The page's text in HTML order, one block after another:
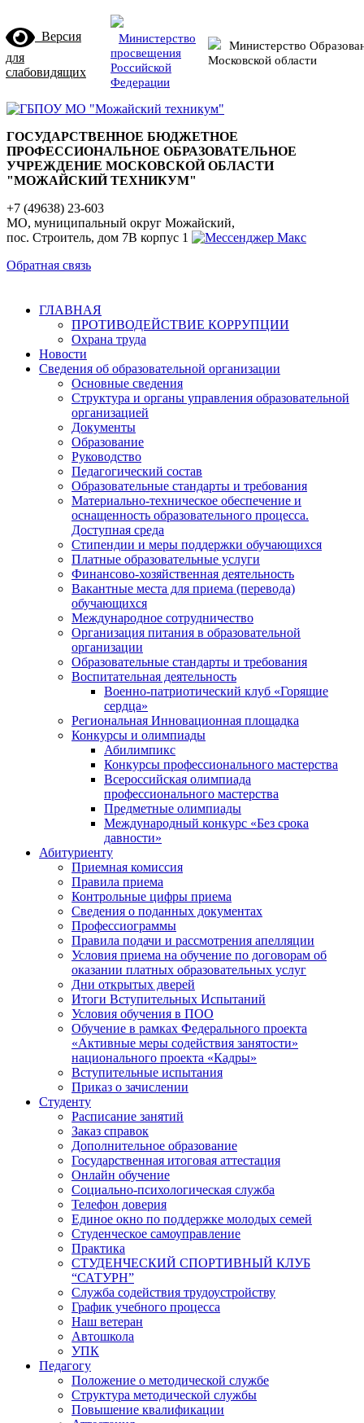
Версия
для
слабовидящих
Министерство
просвещения
Российской
Федерации
Министерство
Московской области
ГОСУДАРСТВЕННОЕ БЮДЖЕТНОЕ
ПРОФЕССИОНАЛЬНОЕ ОБРАЗОВАТЕЛЬНОЕ
УЧРЕЖДЕНИЕ МОСКОВСКОЙ ОБЛАСТИ
"МОЖАЙСКИЙ ТЕХНИКУМ"
+7 (49638) 23-603
МО, муниципальный округ Можайский,
пос. Строитель, дом 7В корпус 1
Обратная связь
ГЛАВНАЯ
ПРОТИВОДЕЙСТВИЕ КОРРУПЦИИ
Охрана труда
Новости
Сведения об образовательной организации
Основные сведения
Структура и органы управления образовательной
организацией
Документы
Образование
Руководство
Педагогический состав
Образовательные стандарты и требования
Материально-техническое обеспечение и
оснащенность образовательного процесса.
Доступная среда
Стипендии и меры поддержки обучающихся
Платные образовательные услуги
Финансово-хозяйственная деятельность
Вакантные места для приема (перевода)
обучающихся
Международное сотрудничество
Организация питания в образовательной
организации
Образовательные стандарты и требования
Воспитательная деятельность
Военно-патриотический клуб «Горящие
сердца»
Региональная Инновационная площадка
Конкурсы и олимпиады
Абилимпикс
Конкурсы профессионального мастерства
Всероссийская олимпиада
профессионального мастерства
Предметные олимпиады
Международный конкурс «Без срока
давности»
Абитуриенту
Приемная комиссия
Правила приема
Контрольные цифры приема
Сведения о поданных документах
Профессиограммы
Правила подачи и рассмотрения апелляции
Условия приема на обучение по договорам об
оказании платных образовательных услуг
Дни открытых дверей
Итоги Вступительных Испытаний
Условия обучения в ПОО
Обучение в рамках Федерального проекта
«Активные меры содействия занятости»
национального проекта «Кадры»
Вступительные испытания
Приказ о зачислении
Студенту
Расписание занятий
Заказ справок
Дополнительное образование
Государственная итоговая аттестация
Онлайн обучение
Социально-психологическая служба
Телефон доверия
Единое окно по поддержке молодых семей
Студенческое самоуправление
Практика
СТУДЕНЧЕСКИЙ СПОРТИВНЫЙ КЛУБ
“САТУРН”
Служба содействия трудоустройству
График учебного процесса
Наш ветеран
Автошкола
УПК
Педагогу
Положение о методической службе
Структура методической службы
Повышение квалификации